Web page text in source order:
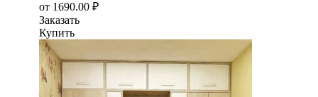
от 1690.00 ₽
Заказать
Купить